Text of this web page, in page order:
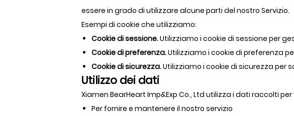
essere in grado di utilizzare alcune parti del nostro Servizio.
Esempi di cookie che utilizziamo:
Cookie di sessione.Utilizziamo i cookie di sessione per
Cookie di preferenza.Utilizziamo i cookie di preferenza
Cookie di sicurezza.Utilizziamo i cookie di sicurezza per
Utilizzo dei dati
Xiamen BearHeart Imp&Exp Co., Ltd utilizza i dati raccolti per
Per fornire e mantenere il nostro servizio